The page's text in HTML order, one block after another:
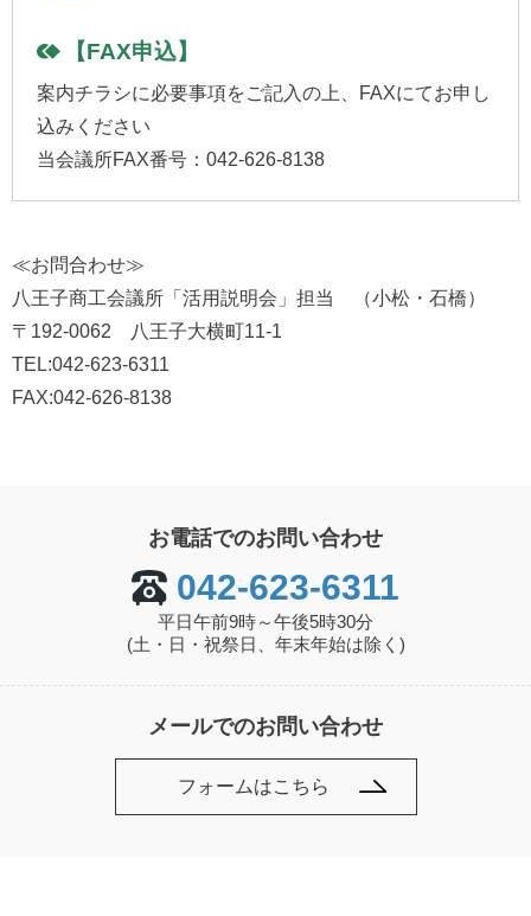
【FAX申込】
案内チラシに必要事項をご記入の上、FAXにてお申し
込みください
当会議所FAX番号：042-626-8138
≪お問合わせ≫
八王子商工会議所「活用説明会」担当 （小松・石橋）
〒192-0062 八王子大横町11-1
TEL:042-623-6311
FAX:042-626-8138
お電話でのお問い合わせ
042-623-6311
平日午前9時～午後5時30分
(土・日・祝祭日、年末年始は除く)
メールでのお問い合わせ
フォームはこちら